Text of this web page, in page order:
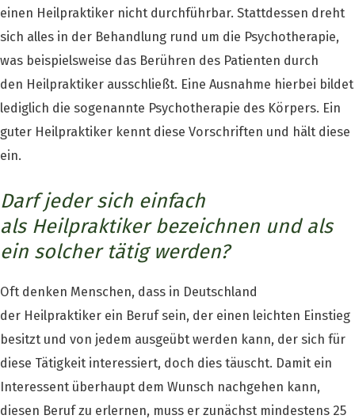
einen Heilpraktiker nicht durchführbar. Stattdessen dreht
sich alles in der Behandlung rund um die Psychotherapie,
was beispielsweise das Berühren des Patienten durch
den Heilpraktiker ausschließt. Eine Ausnahme hierbei bildet
lediglich die sogenannte Psychotherapie des Körpers. Ein
guter Heilpraktiker kennt diese Vorschriften und hält diese
ein.
Darf jeder sich einfach
als Heilpraktiker bezeichnen und als
ein solcher tätig werden?
Oft denken Menschen, dass in Deutschland
der Heilpraktiker ein Beruf sein, der einen leichten Einstieg
besitzt und von jedem ausgeübt werden kann, der sich für
diese Tätigkeit interessiert, doch dies täuscht. Damit ein
Interessent überhaupt dem Wunsch nachgehen kann,
diesen Beruf zu erlernen, muss er zunächst mindestens 25